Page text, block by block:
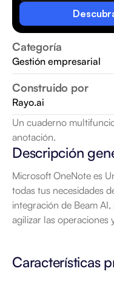
Categoría
Gestión empresarial
Construido por
Rayo.ai
Un cuaderno
anotación.
Descripción
Microsoft OneNote es
todas tus necesidades
integración de Beam
agilizar las
Características